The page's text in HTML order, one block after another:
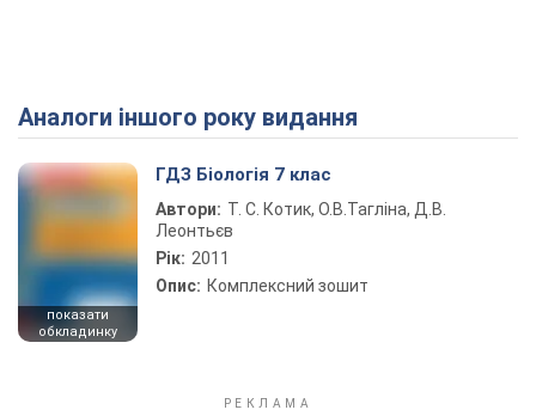
Play Video
Аналоги іншого року видання
показати
обкладинку
ГДЗ Біологія 7 клас
Автори: Т. С. Котик, О.В.Тагліна, Д.В.
Леонтьєв
Рік: 2011
Опис: Комплексний зошит